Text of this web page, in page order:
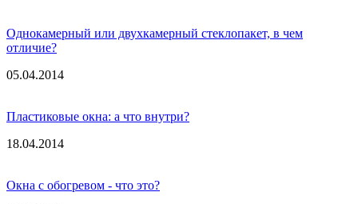
Однокамерный или двухкамерный стеклопакет, в чем
отличие?
05.04.2014
Пластиковые окна: а что внутри?
18.04.2014
Окна с обогревом - что это?